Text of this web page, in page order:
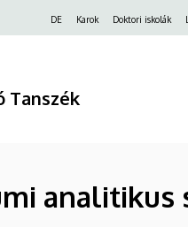
DE Karok Doktori iskolák
Tanszék
analitikus